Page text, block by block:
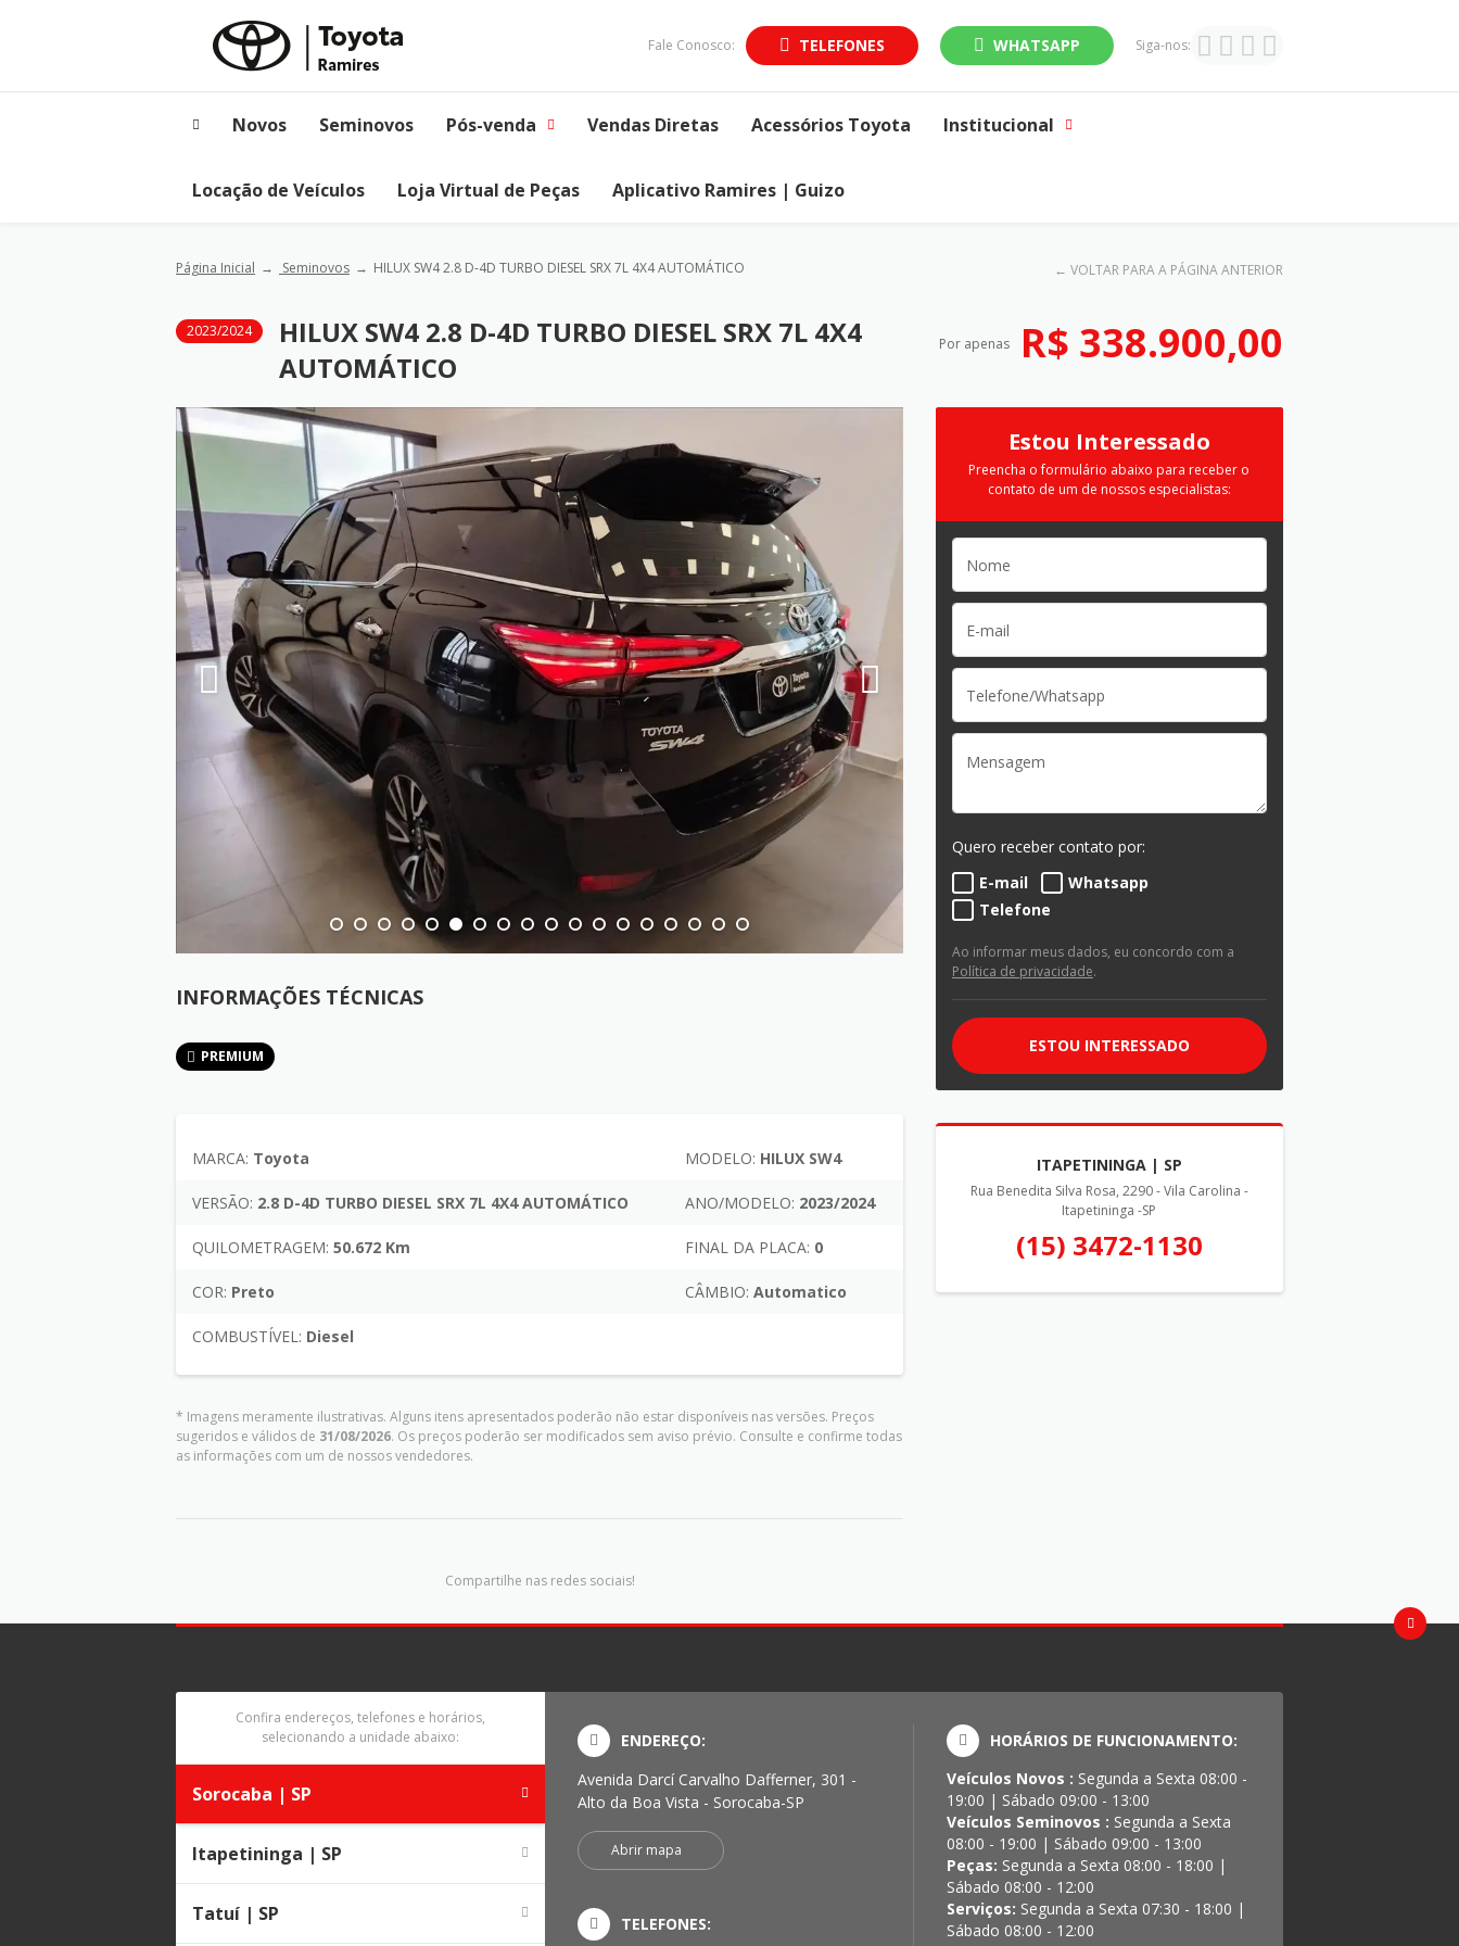
Fale Conosco: TELEFONES WHATSAPP Siga-nos:
Novos Seminovos Pós-venda Vendas Diretas Acessórios Toyota Institucional
Locação de Veículos Loja Virtual de Peças Aplicativo Ramires | Guizo
Página Inicial Seminovos HILUX SW4 2.8 D-4D TURBO DIESEL SRX 7L 4X4 AUTOMÁTICO ← VOLTAR PARA A PÁGINA ANTERIOR
2023/2024
HILUX SW4 2.8 D-4D TURBO DIESEL SRX 7L 4X4
AUTOMÁTICO
Por apenas R$ 338.900,00
INFORMAÇÕES TÉCNICAS
PREMIUM
MARCA: Toyota MODELO: HILUX SW4
VERSÃO: 2.8 D-4D TURBO DIESEL SRX 7L 4X4 AUTOMÁTICO ANO/MODELO: 2023/2024
QUILOMETRAGEM: 50.672 Km FINAL DA PLACA: 0
COR: Preto CÂMBIO: Automatico
COMBUSTÍVEL: Diesel
* Imagens meramente ilustrativas. Alguns itens apresentados poderão não estar disponíveis nas versões. Preços
sugeridos e válidos de 31/08/2026. Os preços poderão ser modificados sem aviso prévio. Consulte e confirme todas
as informações com um de nossos vendedores.
Compartilhe nas redes sociais!
Estou Interessado
Preencha o formulário abaixo para receber o
contato de um de nossos especialistas:
Quero receber contato por:
E-mail
Whatsapp
Telefone
Ao informar meus dados, eu concordo com a
Política de privacidade.
ESTOU INTERESSADO
ITAPETININGA | SP
Rua Benedita Silva Rosa, 2290 - Vila Carolina -
Itapetininga -SP
(15) 3472-1130
Confira endereços, telefones e horários,
selecionando a unidade abaixo:
Sorocaba | SP
Itapetininga | SP
Tatuí | SP
ENDEREÇO:
Avenida Darcí Carvalho Dafferner, 301 -
Alto da Boa Vista - Sorocaba-SP
Abrir mapa
TELEFONES:
HORÁRIOS DE FUNCIONAMENTO:
Veículos Novos : Segunda a Sexta 08:00 -
19:00 | Sábado 09:00 - 13:00
Veículos Seminovos : Segunda a Sexta
08:00 - 19:00 | Sábado 09:00 - 13:00
Peças: Segunda a Sexta 08:00 - 18:00 |
Sábado 08:00 - 12:00
Serviços: Segunda a Sexta 07:30 - 18:00 |
Sábado 08:00 - 12:00